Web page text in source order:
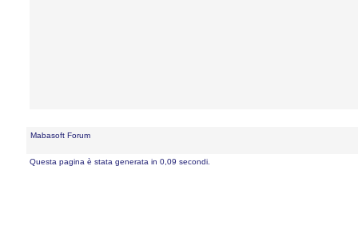
Mabasoft Forum
Questa pagina è stata generata in 0,09 secondi.